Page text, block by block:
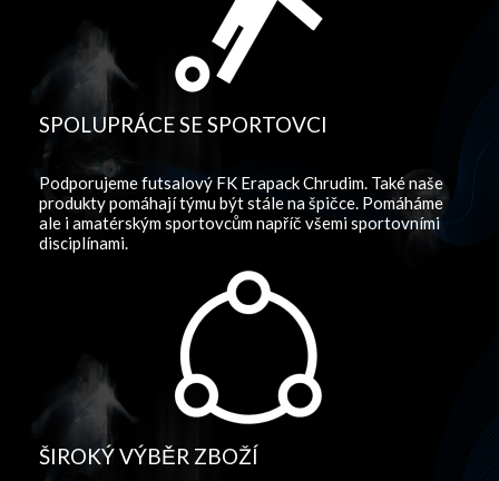
SPOLUPRÁCE SE SPORTOVCI
Podporujeme futsalový FK Erapack Chrudim. Také naše
produkty pomáhají týmu být stále na špičce. Pomáháme
ale i amatérským sportovcům napříč všemi sportovními
disciplínami.
ŠIROKÝ VÝBĚR ZBOŽÍ